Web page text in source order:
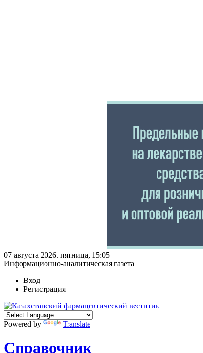
07 августа 2026. пятница, 15:05
Информационно-аналитическая газета
Вход
Регистрация
Powered by Translate
Справочник